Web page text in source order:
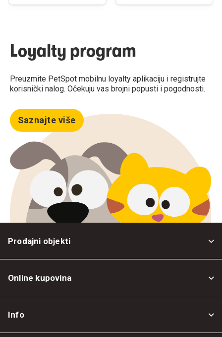
Loyalty program
Preuzmite PetSpot mobilnu loyalty aplikaciju i registrujte
korisnički nalog. Očekuju vas brojni popusti i pogodnosti.
Saznajte više
Prodajni objekti
Online kupovina
Info